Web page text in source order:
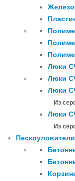
Люки
Люки
Люки
Из
Люки
Из
Пескоуловители